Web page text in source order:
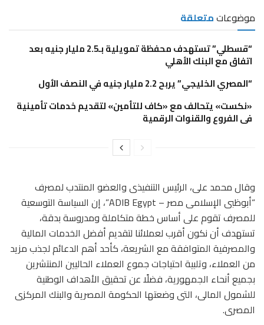
موضوعاتمتعلقة
“قسطلي” تستهدف محفظة تمويلية بـ2.5 مليار جنيه بعد
اتفاق مع البنك الأهلي
“المصري الخليجي” يربح 2.2 مليار جنيه في النصف الأول
«نكست» يتحالف مع «كاف للتأمين» لتقديم خدمات تأمينية
فى الفروع والقنوات الرقمية
وقال محمد على، الرئيس التنفيذى والعضو المنتدب لمصرف
“أبوظبى الإسلامى مصر – ADIB Egypt”، إن السياسة التوسعية
للمصرف تقوم على أساس خطة متكاملة ومدروسة بدقة،
تستهدف أن نكون أقرب لعملائنا لتقديم أفضل الخدمات المالية
والمصرفية المتوافقة مع الشريعة، كأحد أهم الدعائم لجذب مزيد
من العملاء، وتلبية احتياجات جموع العملاء الحاليين المنتشرين
بجميع أنحاء الجمهورية، فضلًا عن تحقيق الأهداف الوطنية
للشمول المالى، التى وضعتها الحكومة المصرية والبنك المركزى
المصرى.